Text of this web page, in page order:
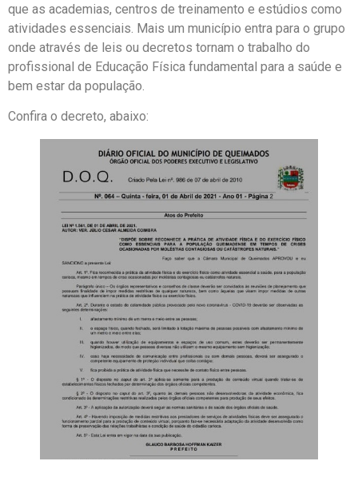
que as academias, centros de treinamento e estúdios como
atividades essenciais. Mais um município entra para o grupo
onde através de leis ou decretos tornam o trabalho do
profissional de Educação Física fundamental para a saúde e
bem estar da população.
Confira o decreto, abaixo: